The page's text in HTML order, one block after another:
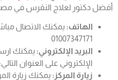
أفضل دكتور لعلاج النقرس في
الهاتف: يمكنك الاتصال
01007347171
البريد الإلكتروني: يمكنك
الإلكتروني على العنوان التالي: info@primecentereg.com
زيارة المركز: يمكنك زيارة